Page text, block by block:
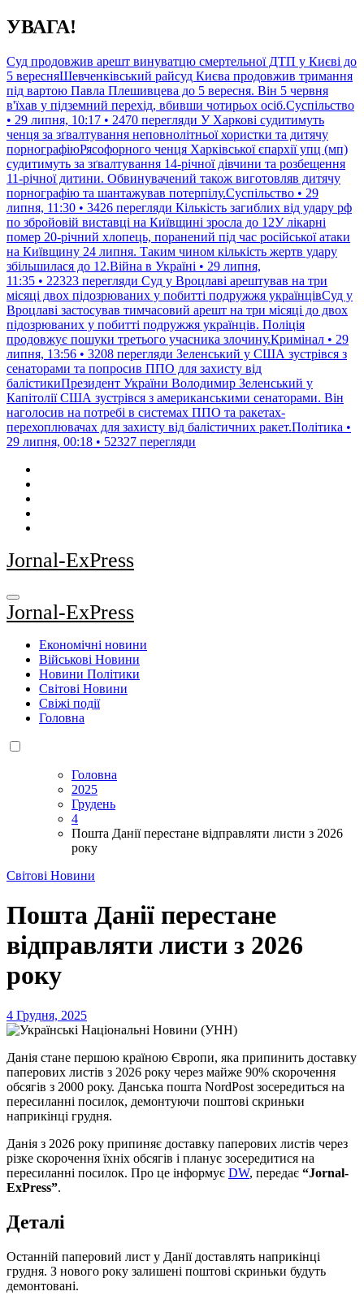
Перейти
до
УВАГА!
Суд продовжив арешт винуватцю смертельної ДТП у Києві до
5 вересняШевченківський райсуд Києва продовжив тримання
під вартою Павла Плешивцева до 5 вересня. Він 5 червня
в'їхав у підземний перехід, вбивши чотирьох осіб.Суспільство
• 29 липня, 10:17 • 2470 перегляди У Харкові судитимуть
ченця за зґвалтування неповнолітньої хористки та дитячу
порнографіюРясофорного ченця Харківської єпархії упц (мп)
судитимуть за зґвалтування 14-річної дівчини та розбещення
11-річної дитини. Обвинувачений також виготовляв дитячу
порнографію та шантажував потерпілу.Суспільство • 29
липня, 11:30 • 3426 перегляди Кількість загиблих від удару рф
по збройовій виставці на Київщині зросла до 12У лікарні
помер 20-річний хлопець, поранений під час російської атаки
на Київщину 24 липня. Таким чином кількість жертв удару
збільшилася до 12.Війна в Україні • 29 липня,
11:35 • 22323 перегляди Суд у Вроцлаві арештував на три
місяці двох підозрюваних у побитті подружжя українцівСуд у
Вроцлаві застосував тимчасовий арешт на три місяці до двох
підозрюваних у побитті подружжя українців. Поліція
продовжує пошуки третього учасника злочину.Кримінал • 29
липня, 13:56 • 3208 перегляди Зеленський у США зустрівся з
сенаторами та попросив ППО для захисту від
балістикиПрезидент України Володимир Зеленський у
Капітолії США зустрівся з американськими сенаторами. Він
наголосив на потребі в системах ППО та ракетах-
перехоплювачах для захисту від балістичних ракет.Політика •
29 липня, 00:18 • 52327 перегляди
Jornal-ExPress
Jornal-ExPress
Економічні новини
Військові Новини
Новини Політики
Світові Новини
Свіжі події
Головна
Головна
2025
Грудень
4
Пошта Данії перестане відправляти листи з 2026
року
Світові Новини
Пошта Данії перестане
відправляти листи з 2026
року
4 Грудня, 2025
Данія стане першою країною Європи, яка припинить доставку
паперових листів з 2026 року через майже 90% скорочення
обсягів з 2000 року. Данська пошта NordPost зосередиться на
пересиланні посилок, демонтуючи поштові скриньки
наприкінці грудня.
Данія з 2026 року припиняє доставку паперових листів через
різке скорочення їхніх обсягів і планує зосередитися на
пересиланні посилок. Про це інформує DW, передає “Jornal-
ExPress”.
Деталі
Останній паперовий лист у Данії доставлять наприкінці
грудня. З нового року залишені поштові скриньки будуть
демонтовані.